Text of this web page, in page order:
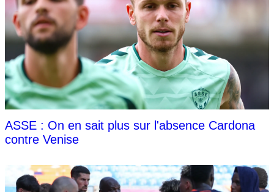
ASSE : On en sait plus sur l'absence Cardona
contre Venise